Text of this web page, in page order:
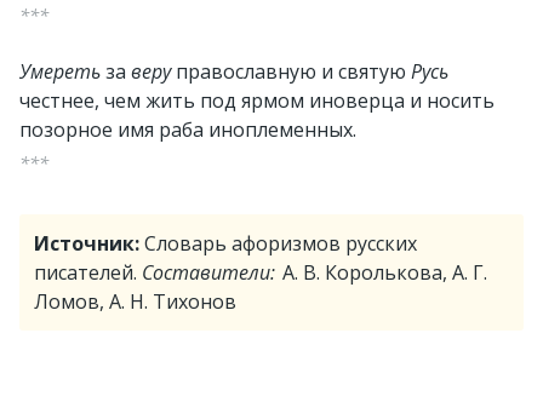
***
Умеретьза веруправославную и святую Русь
честнее, чем жить под ярмом иноверца и носить
позорное имя раба иноплеменных.
***
Источник:Словарь афоризмов русских
писателей. Составители: А. В. Королькова, А. Г.
Ломов, А. Н. Тихонов